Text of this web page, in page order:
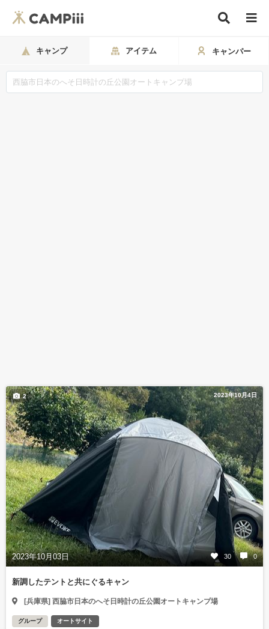
キャンプ アイテム キャンパー
2023年10月4日
2023年10月03日 30 0
2
新調したテントと共にぐるキャン
[兵庫県] 西脇市日本のへそ日時計の丘公園オートキャンプ場
グループ オートサイト